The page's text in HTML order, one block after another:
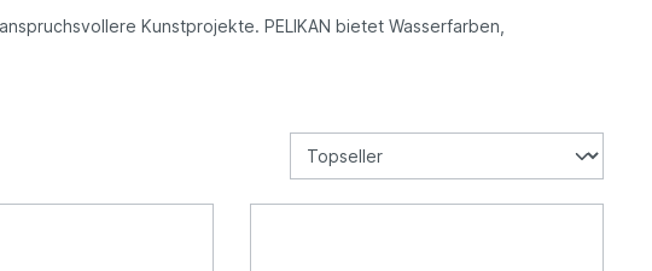
Kunstprojekte. PELIKAN bietet Wasserfarben,